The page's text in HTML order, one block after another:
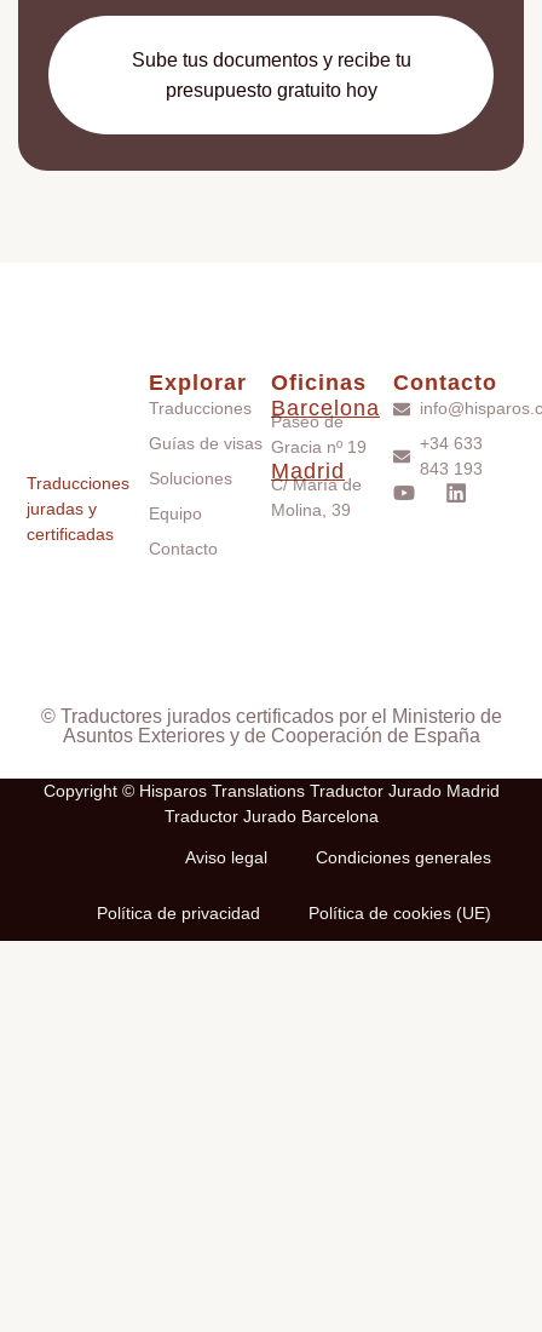
Sube tus documentos y recibe tu
presupuesto gratuito hoy
Traducciones
juradas y
certificadas
Explorar
Traducciones
Guías de visas
Soluciones
Equipo
Contacto
Oficinas
Barcelona
Paseo de
Gracia nº 19
Madrid
C/ María de
Molina, 39
Contacto
+34 633
843 193
© Traductores jurados certificados por el Ministerio de
Asuntos Exteriores y de Cooperación de España
Copyright © Hisparos Translations Traductor Jurado Madrid
Traductor Jurado Barcelona
Aviso legal Condiciones generales
Política de privacidad Política de cookies (UE)